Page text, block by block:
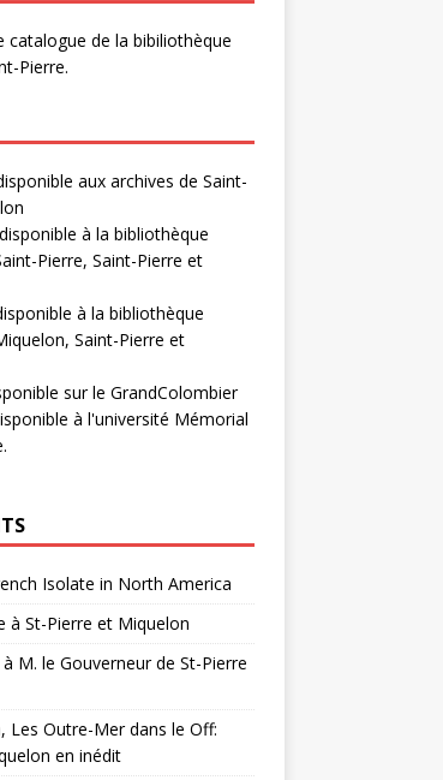
catalogue de la bibiliothèque
Pierre.
aux archives de Saint-
à la bibliothèque
Pierre, Saint-Pierre et
à la bibliothèque
Saint-Pierre et
sur le GrandColombier
à l'université Mémorial
Isolate in North America
à St-Pierre et Miquelon
M. le Gouverneur de St-Pierre
Les Outre-Mer dans le Off:
en inédit